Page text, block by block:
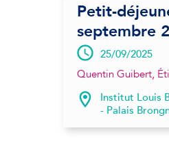
Petit-
septembre
25/09/2025
Quentin Guibert,
Institut Louis
- Palais